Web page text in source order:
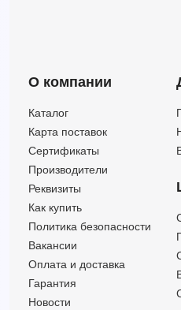
О компании
Каталог
Карта поставок
Сертификаты
Производители
Реквизиты
Как купить
Политика безопасности
Вакансии
Оплата и доставка
Гарантия
Новости